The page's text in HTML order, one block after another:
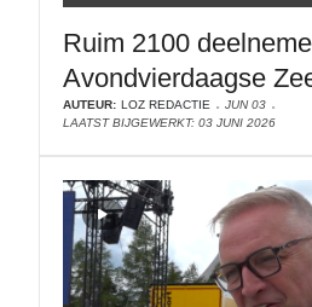
Ruim 2100
Avondvierdaagse
AUTEUR: LOZ REDACTIE
JUN 03
LAATST BIJGEWERKT: 03 JUNI 2026